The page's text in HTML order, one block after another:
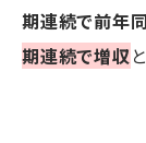
期連続で前年
期連続で増収